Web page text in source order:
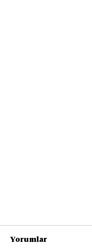
Yorumlar